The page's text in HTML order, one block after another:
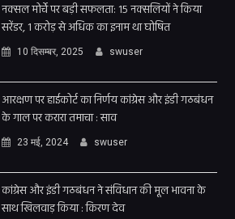
नक्सल मोर्चे पर बड़ी सफलता: 15 नक्सलियों ने किया
सरेंडर, 1 करोड़ से अधिक का इनाम था घोषित
10 दिसम्बर, 2025 swuser
आरक्षण पर हाईकोर्ट का निर्णय कांग्रेस और इंडी गठबंधन
के गाल पर करारा तमाचा : साव
23 मई, 2024 swuser
कांग्रेस और इंडी गठबंधन ने संविधान की मूल भावना के
साथ खिलवाड़ किया : किरण देव